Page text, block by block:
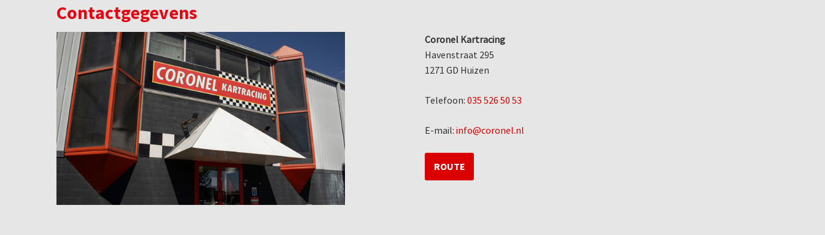
Contactgegevens
Coronel Kartracing
Havenstraat 295
1271 GD Huizen
Telefoon: 035 526 50 53
E-mail: info@coronel.nl
ROUTE